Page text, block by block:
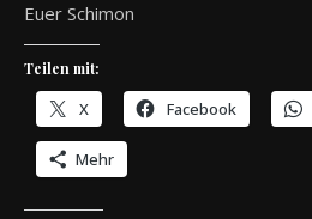
Euer Schimon
Teilen mit:
X Facebook
Mehr